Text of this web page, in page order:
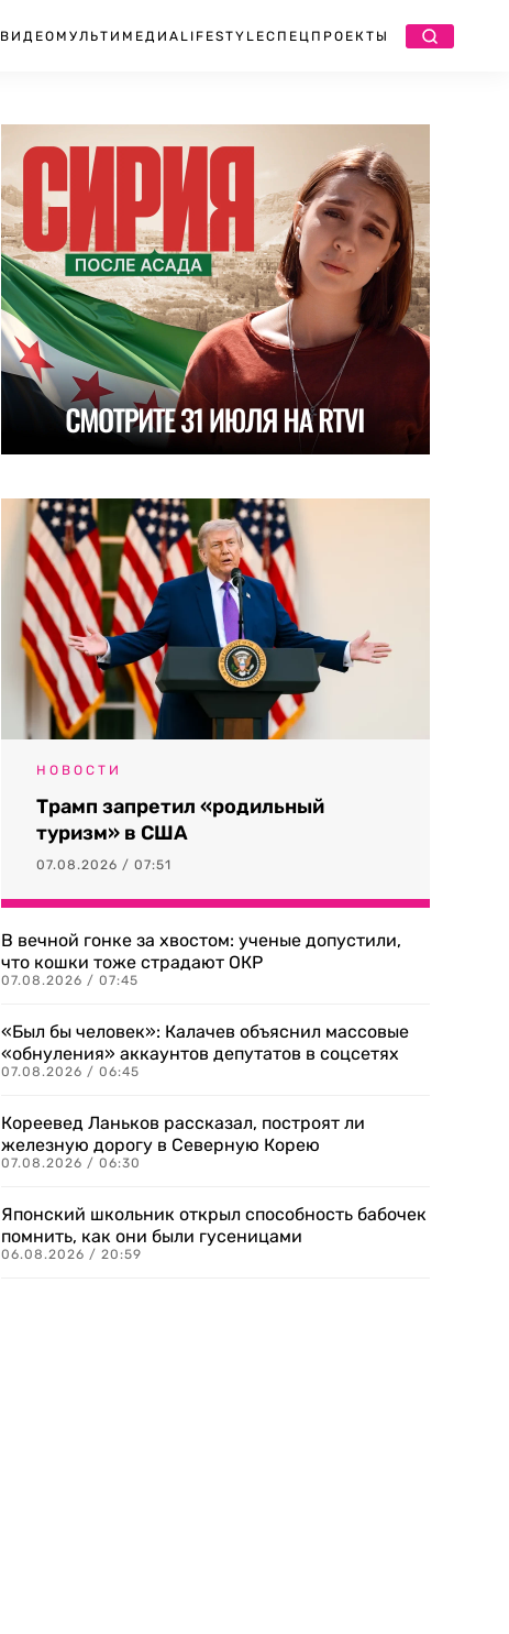
ВИДЕО МУЛЬТИМЕДИА LIFESTYLEСПЕЦПРОЕКТЫ
НОВОСТИ
Трамп запретил «родильный
туризм» в США
07.08.2026 / 07:51
В вечной гонке за хвостом: ученые допустили,
что кошки тоже страдают ОКР
07.08.2026 / 07:45
«Был бы человек»: Калачев объяснил массовые
«обнуления» аккаунтов депутатов в соцсетях
07.08.2026 / 06:45
Кореевед Ланьков рассказал, построят ли
железную дорогу в Северную Корею
07.08.2026 / 06:30
Японский школьник открыл способность бабочек
помнить, как они были гусеницами
06.08.2026 / 20:59